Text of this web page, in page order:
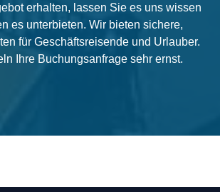
erhalten, lassen Sie es uns wissen
es unterbieten. Wir bieten sichere,
für Geschäftsreisende und Urlauber.
Ihre Buchungsanfrage sehr ernst.